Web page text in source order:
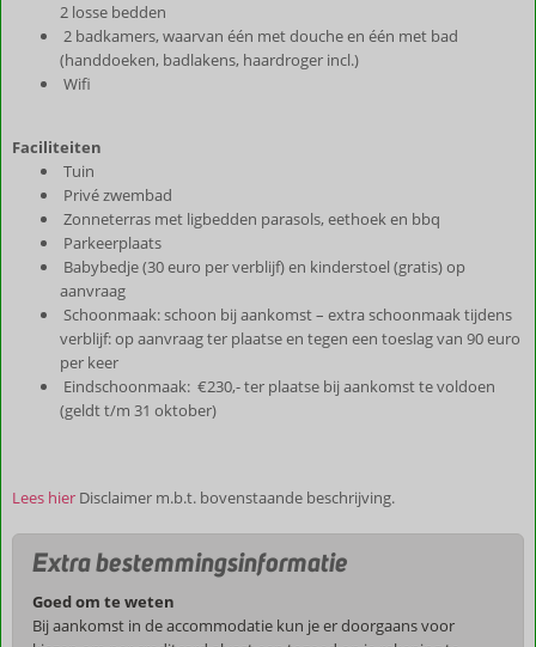
2 losse bedden
2 badkamers, waarvan één met douche en één met bad
(handdoeken, badlakens, haardroger incl.)
Wifi
Faciliteiten
Tuin
Privé zwembad
Zonneterras met ligbedden parasols, eethoek en bbq
Parkeerplaats
Babybedje (30 euro per verblijf) en kinderstoel (gratis) op
aanvraag
Schoonmaak: schoon bij aankomst – extra schoonmaak tijdens
verblijf: op aanvraag ter plaatse en tegen een toeslag van 90 euro
per keer
Eindschoonmaak: €230,- ter plaatse bij aankomst te voldoen
(geldt t/m 31 oktober)
Lees hier Disclaimer m.b.t. bovenstaande beschrijving.
Extra bestemmingsinformatie
Goed om te weten
Bij aankomst in de accommodatie kun je er doorgaans voor